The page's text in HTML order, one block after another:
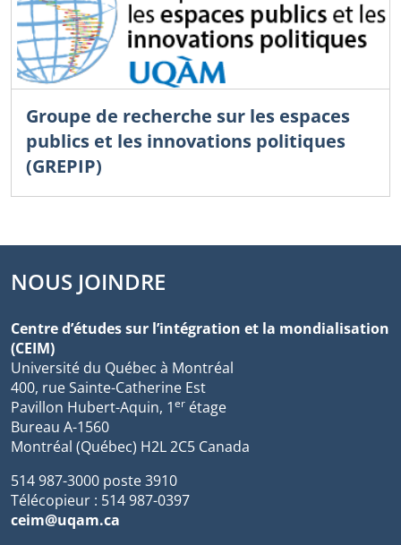
Groupe de recherche sur les espaces
publics et les innovations politiques
(GREPIP)
NOUS JOINDRE
Centre d’études sur l’intégration et la mondialisation
(CEIM)
Université du Québec à Montréal
400, rue Sainte-Catherine Est
Pavillon Hubert-Aquin, 1er étage
Bureau A-1560
Montréal (Québec) H2L 2C5 Canada
514 987-3000 poste 3910
Télécopieur : 514 987-0397
ceim@uqam.ca